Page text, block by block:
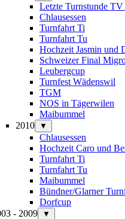
Letzte Turnstunde
Chlausessen
Turnfahrt Ti
Turnfahrt Tu
Hochzeit Jasmin und
Schweizer Final
Leubergcup
Turnfest Wädenswil
TGM
NOS in Tägerwilen
Maibummel
2010
▼
Chlausessen
Hochzeit Caro und
Turnfahrt Ti
Turnfahrt Tu
Maibummel
Bündner/Glarner
Dorfcup
- 2009
▼